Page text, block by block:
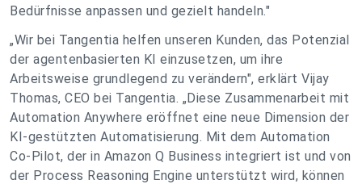
Bedürfnisse anpassen und gezielt handeln."
„Wir bei Tangentia helfen unseren Kunden, das Potenzial
der agentenbasierten KI einzusetzen, um ihre
Arbeitsweise grundlegend zu verändern", erklärt Vijay
Thomas, CEO bei Tangentia. „Diese Zusammenarbeit mit
Automation Anywhere eröffnet eine neue Dimension der
KI-gestützten Automatisierung. Mit dem Automation
Co-Pilot, der in Amazon Q Business integriert ist und von
der Process Reasoning Engine unterstützt wird, können